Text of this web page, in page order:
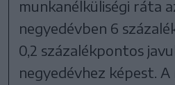
munkanélküliségi ráta
negyedévben 6
0,2 százalékpontos
negyedévhez képest.